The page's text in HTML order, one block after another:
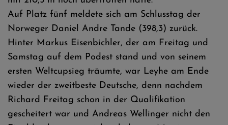
Auf Platz fünf meldete sich am Schlusstag der
Norweger Daniel Andre Tande (398,3) zurück.
Hinter Markus Eisenbichler, der am Freitag und
Samstag auf dem Podest stand und von seinem
ersten Weltcupsieg träumte, war Leyhe am Ende
wieder der zweitbeste Deutsche, denn nachdem
Richard Freitag schon in der Qualifikation
gescheitert war und Andreas Wellinger nicht den